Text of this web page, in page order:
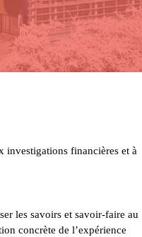
investigations financières et à
les savoirs et savoir-faire au
concrète de l’expérience